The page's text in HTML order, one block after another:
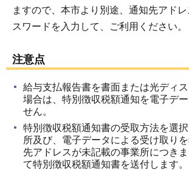
ますので、本市より別途、通知先アド
スワードを入力して、ご利用ください。
注意点
給与支払報告書を書面または光ディ
場合は、特別徴収税額通知を電子デ
せん。
特別徴収税額通知書の受取方法を選
所及び、電子データによる受け取り
先アドレスが未記載の事業所につき
て特別徴収税額通知書を送付します。